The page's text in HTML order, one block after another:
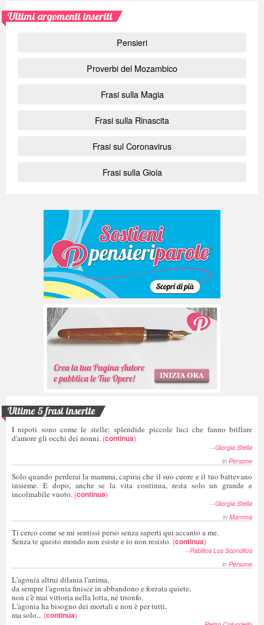
Ultimi argomenti inseriti
Pensieri
Proverbi del Mozambico
Frasi sulla Magia
Frasi sulla Rinascita
Frasi sul Coronavirus
Frasi sulla Gioia
Ultime 5 frasi inserite
I nipoti sono come le stelle: splendide piccole luci che fanno brillare
d'amore gli occhi dei nonni. (continua)
--Giorgia Stella
in Persone
Solo quando perderai la mamma, capirai che il suo cuore e il tuo battevano
insieme. E dopo, anche se la vita continua, resta solo un grande e
incolmabile vuoto. (continua)
--Giorgia Stella
in Mamma
Ti cerco come se mi sentissi perso senza saperti qui accanto a me.
Senza te questo mondo non esiste e io non resisto. (continua)
--Pablitos Los Sconditos
in Persone
L'agonia altrui dilania l'anima,
da sempre l'agonia finisce in abbandono e forzata quiete,
non c'è mai vittoria nella lotta, né trionfo.
L'agonia ha bisogno dei mortali e non è per tutti,
ma solo... (continua)